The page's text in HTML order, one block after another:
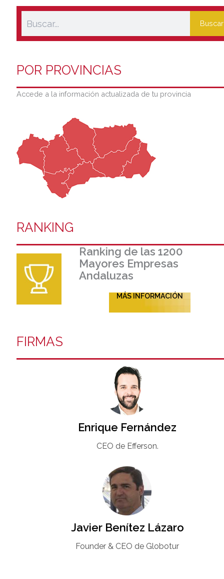
Buscar
POR PROVINCIAS
Accede a la información actualizada de tu provincia
RANKING
Ranking de las 1200
Mayores Empresas
Andaluzas
MÁS INFORMACIÓN
FIRMAS
Enrique Fernández
CEO de Efferson.
Javier Benítez Lázaro
Founder & CEO de Globotur​